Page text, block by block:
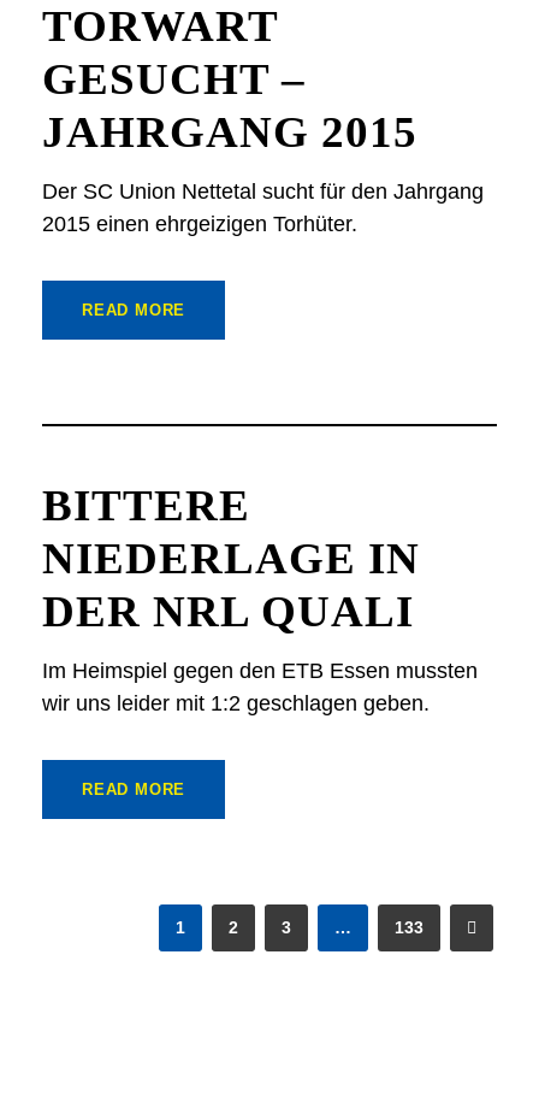
TORWART
GESUCHT –
JAHRGANG 2015
Der SC Union Nettetal sucht für den Jahrgang
2015 einen ehrgeizigen Torhüter.
READ MORE
BITTERE
NIEDERLAGE IN
DER NRL QUALI
Im Heimspiel gegen den ETB Essen mussten
wir uns leider mit 1:2 geschlagen geben.
READ MORE
1 2 3 … 133